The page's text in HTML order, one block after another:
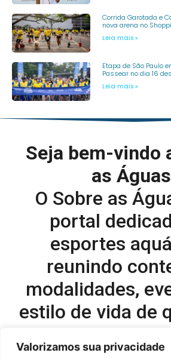
Valorizamos sua privacidade
Corrida Garotada e
nova arena no
Leia mais »
Etapa de São Paulo
Passear no dia 16
Leia mais »
Seja bem-vindo
as
O Sobre as
portal
esportes
reunindo
modalidades,
estilo de vida de